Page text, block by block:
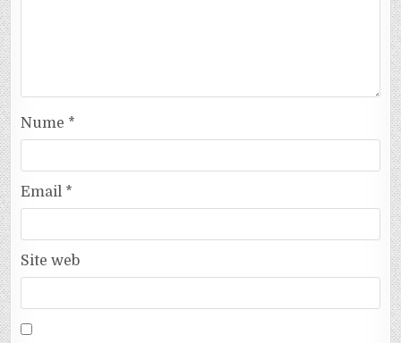
Nume *
Email *
Site web